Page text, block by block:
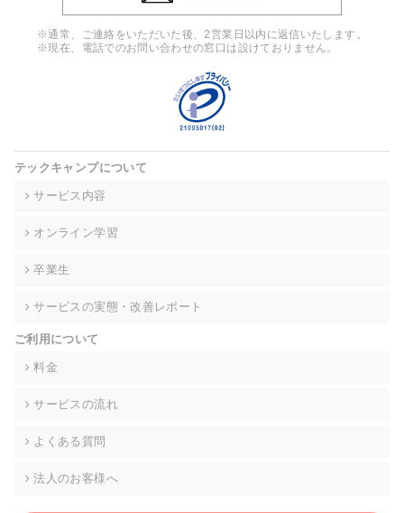
4. 個人情報の第三者提供
ンをとるために、氏名等の一部の情報をサービス内で使用する
チャットツールで発信することにより、本サービスの他の利用
者等に提供することがあります。
当社は事業運営上、前項利用目的の範囲に限って個人情報を外
高い委託先を選定し、個人情報の適正管理・機密保持について
個人情報の開示等(利用目的の通知、開示、内容の訂正・追加・
て、下記の当社問合わせ窓口に申し出ることができます。その
的な期間内に対応いたします。ただし、申請が本人確認が不可
により、ご希望に添えない場合があります。 なお、アクセスロ
グなどの個人情報以外の情報については、原則として開示等は
株式会社div 個人情報問合せ窓口
メールアドレス:privacy_policy@di-v.co.jp
※通常、ご連絡をいただいた後、2営業日以内に返信いたします。
※現在、電話でのお問い合わせの窓口は設けておりません。
テックキャンプについて
サービス内容
オンライン学習
卒業生
サービスの実態・改善レポート
ご利用について
料金
サービスの流れ
よくある質問
法人のお客様へ